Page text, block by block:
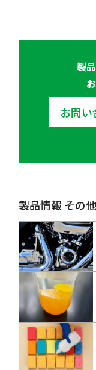
製
お問
製品情報 その